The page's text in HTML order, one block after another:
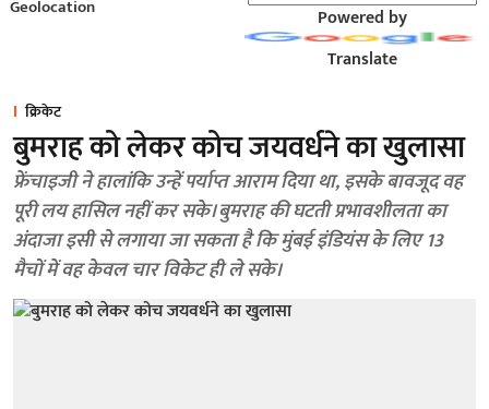
Geolocation
Powered by
Translate
क्रिकेट
बुमराह को लेकर कोच जयवर्धने का खुलासा
फ्रेंचाइजी ने हालांकि उन्हें पर्याप्त आराम दिया था, इसके बावजूद वह
पूरी लय हासिल नहीं कर सके। बुमराह की घटती प्रभावशीलता का
अंदाजा इसी से लगाया जा सकता है कि मुंबई इंडियंस के लिए 13
मैचों में वह केवल चार विकेट ही ले सके।